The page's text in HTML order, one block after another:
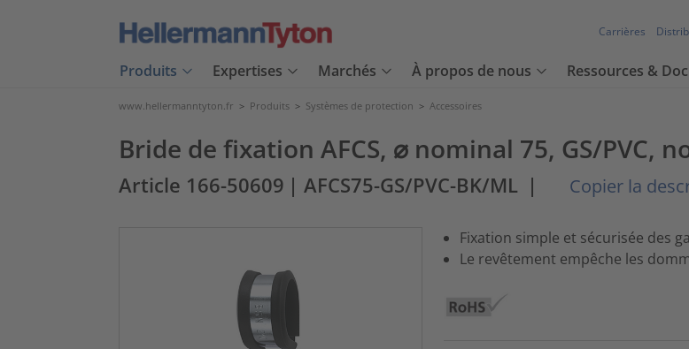
Carrières
Produits Expertises Marchés À propos de nous Ressources &
www.hellermanntyton.fr > Produits > Systèmes de protection > Accessoires
Bride de fixation AFCS, ⌀ nominal 75, GS/PVC,
Article 166-50609 | AFCS75-GS/PVC-BK/ML | Copier la
Fixation simple et sécurisée des
Le revêtement empêche les